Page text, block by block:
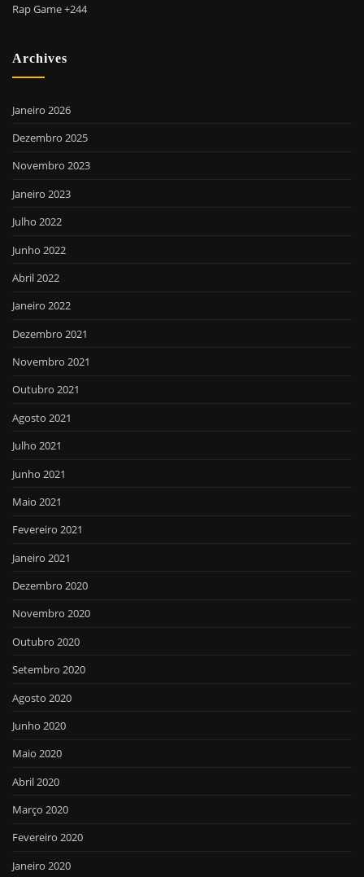
Rap Game +244
Archives
Janeiro 2026
Dezembro 2025
Novembro 2023
Janeiro 2023
Julho 2022
Junho 2022
Abril 2022
Janeiro 2022
Dezembro 2021
Novembro 2021
Outubro 2021
Agosto 2021
Julho 2021
Junho 2021
Maio 2021
Fevereiro 2021
Janeiro 2021
Dezembro 2020
Novembro 2020
Outubro 2020
Setembro 2020
Agosto 2020
Junho 2020
Maio 2020
Abril 2020
Março 2020
Fevereiro 2020
Janeiro 2020